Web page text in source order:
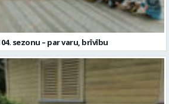
sezonu – par varu, brīvību